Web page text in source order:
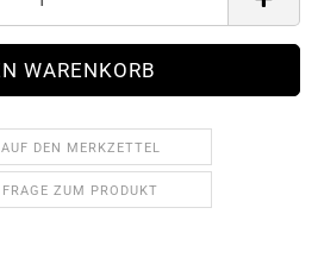
AUF DEN MERKZETTEL
FRAGE ZUM PRODUKT